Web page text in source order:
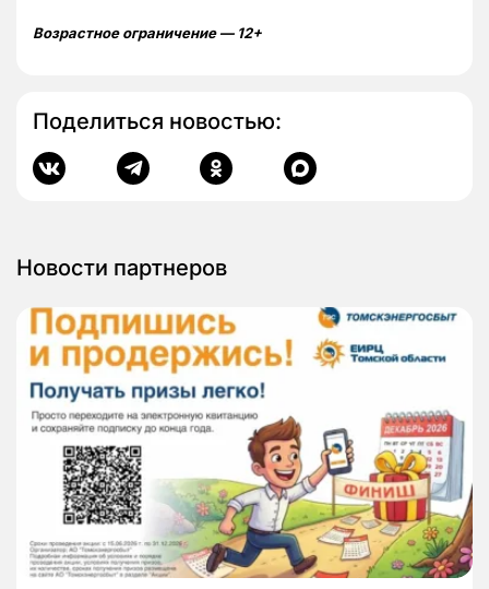
Возрастное ограничение — 12+
Поделиться новостью:
Новости партнеров